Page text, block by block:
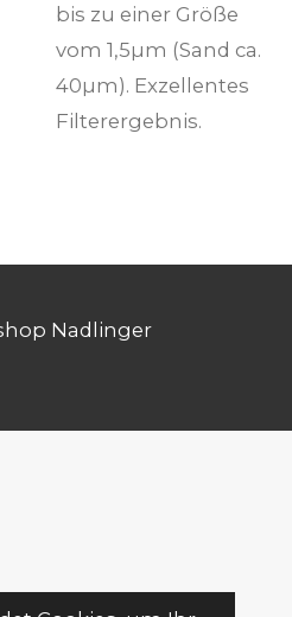
bis zu einer Größe
vom 1,5µm (Sand ca.
40µm). Exzellentes
Filterergebnis.
Nadlinger